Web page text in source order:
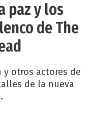
paz y los
de The
y otros actores de
de la nueva